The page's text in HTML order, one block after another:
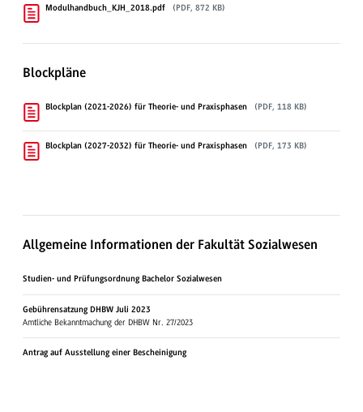
Modulhandbuch_KJH_2018.pdf (PDF, 872 KB)
Blockpläne
Blockplan (2021-2026) für Theorie- und Praxisphasen (PDF, 118 KB)
Blockplan (2027-2032) für Theorie- und Praxisphasen (PDF, 173 KB)
Allgemeine Informationen der Fakultät Sozialwesen
Studien- und Prüfungsordnung Bachelor Sozialwesen
Gebührensatzung DHBW Juli 2023
Amtliche Bekanntmachung der DHBW Nr. 27/2023
Antrag auf Ausstellung einer Bescheinigung